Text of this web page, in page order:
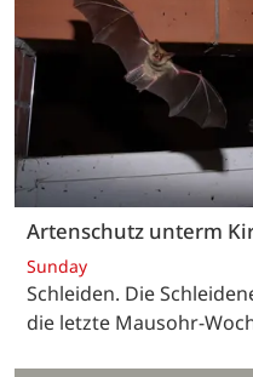
Artenschutz unterm
Sunday
Schleiden. Die
die letzte Mausohr-